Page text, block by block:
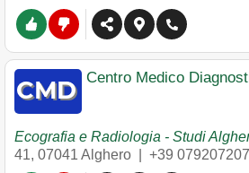
Centro Medico
Ecografia e Radiologia - Studi
41, 07041 Alghero +39